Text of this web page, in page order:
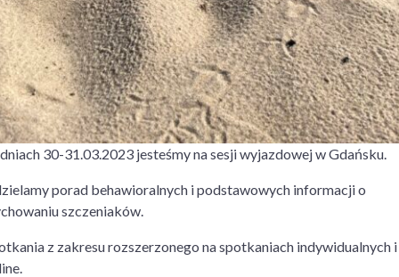
30-31.03.2023 jesteśmy na sesji wyjazdowej w Gdańsku.
porad behawioralnych i podstawowych informacji o
szczeniaków.
z zakresu rozszerzonego na spotkaniach indywidualnych i